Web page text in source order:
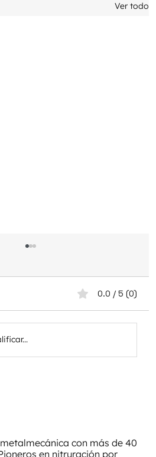
Ver todo
0.0 / 5 (0)
con más de 40
en nitruración por